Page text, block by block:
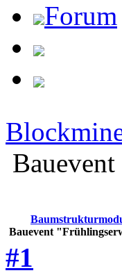
Forum
Bauevent
#1